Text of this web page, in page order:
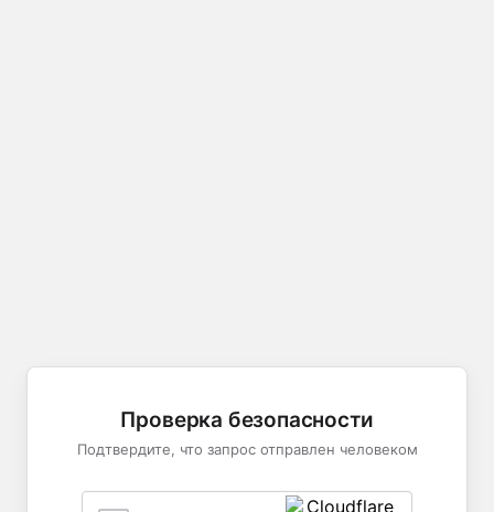
Проверка безопасности
Подтвердите, что запрос отправлен человеком